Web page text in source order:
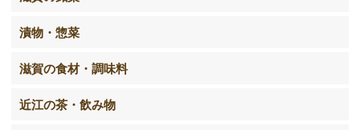
漬物・惣菜
滋賀の食材・調味料
近江の茶・飲み物